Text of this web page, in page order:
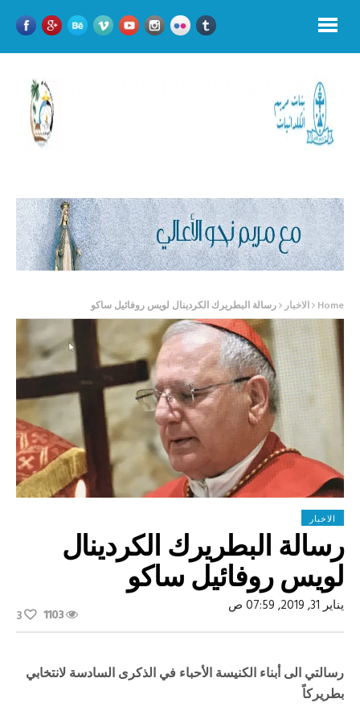
Home الاخبار رسالة البطريرك الكردينال لويس روفائيل ساكو
الاخبار
رسالة البطريرك الكردينال
لويس روفائيل ساكو
يناير 31, 2019, 07:59 ص 1103
3
رسالتي الى أبناء الكنيسة الأحباء في الذكرى السادسة لانتخابي
بطريركاً